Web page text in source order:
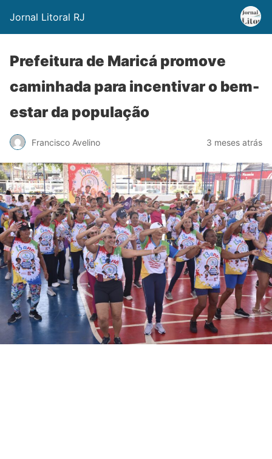
Jornal Litoral RJ
Prefeitura de Maricá promove
caminhada para incentivar o bem-
estar da população
Francisco Avelino 3 meses atrás